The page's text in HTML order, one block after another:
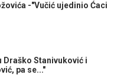
-"Vučić ujedinio Ćaci
Draško Stanivuković i
pa se..."